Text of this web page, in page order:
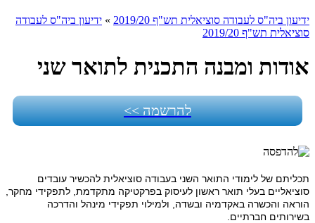
ידיעון ביה"ס לעבודה סוציאלית תש"ף 2019/20 » ידיעון ביה"ס לעבודה
סוציאלית תש"ף 2019/20
אודות ומבנה התכנית לתואר שני
להרשמה >>
תכליתם של לימודי התואר השני בעבודה סוציאלית להכשיר עובדים
סוציאליים בעלי תואר ראשון לעיסוק בפרקטיקה מתקדמת, לתפקידי מחקר,
הוראה והכשרה באקדמיה ובשדה, ולמילוי תפקידי מינהל והדרכה
בשירותים חברתיים.